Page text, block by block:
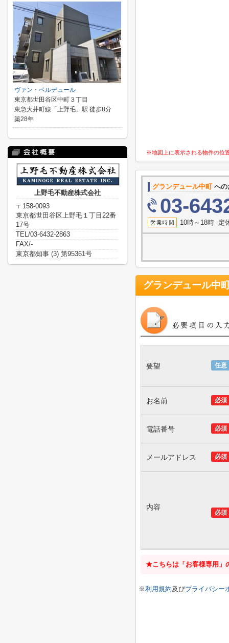
※地図上に表示される物件の位
グランデュール中町への
03-
10時～18時 定
グランデュール中
任意
要望
必須
お名前
必須
電話番号
必須
メールアドレス
必須
内容
★こちらは「お客様専用」
※利用規約及びプライバシー
ヴァン・ベルデュール
東京都世田谷区中町３丁目
東急大井町線「上野毛」駅 徒歩8分
築28年
上野毛不動産株式会社
〒158-0093
東京都世田谷区上野毛１丁目22番
17号
TEL/03-6432-2863
FAX/-
東京都知事 (3) 第95361号